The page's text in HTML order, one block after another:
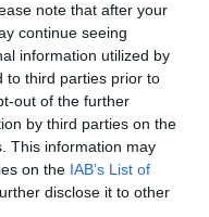
note that after your
continue seeing
information utilized by
to third parties prior to
out of the further
by third parties on the
This information may
on the IAB’s List of
disclose it to other
έχει διαμορφωθεί ώστε
συνθήκες, καλή
γυαλάδα και φινίρισμα
για εκτύπωση
των σειρών 9700 και
επικαλυμμένοι